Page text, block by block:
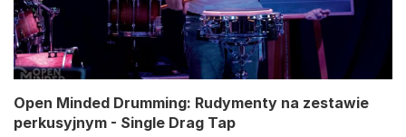
Open Minded Drumming: Rudymenty na zestawie
perkusyjnym - Single Drag Tap